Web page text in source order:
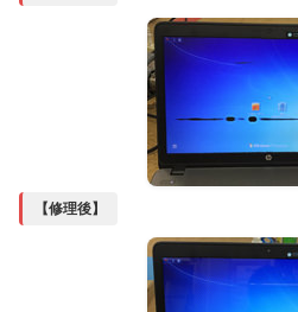
【修理後】